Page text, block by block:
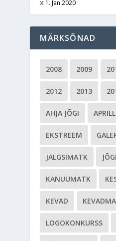
x 1. Jan 2020
MÄRKSÕNAD
2008 2009
2012 2013
AHJA JÕGI APRILL
EKSTREEM
JALGSIMATK JÕGI
KANUUMATK
KEVAD
LOGOKONKURSS